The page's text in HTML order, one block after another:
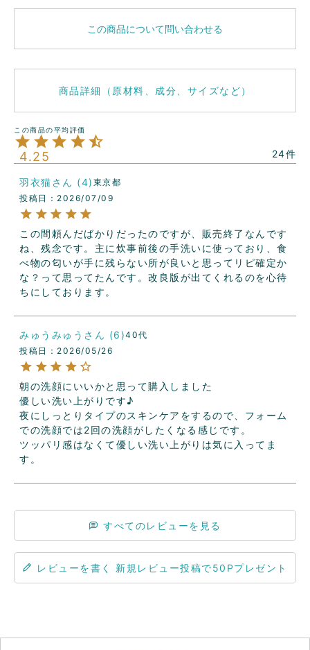
この商品について問い合わせる
商品詳細（原材料、成分、サイズなど）
4.25 24
羽衣猫 4 東京都
投稿日
2026/07/09
この間頼んだばかりだったのですが、販売終了なんです
ね、残念です。主に炊事前後の手洗いに使っており、食
べ物の匂いが手に残らない所が良いと思ってリピ確定か
な？って思ってたんです。改良版が出てくれるのを心待
ちにしております。
みゅうみゅう 6 40代
投稿日
2026/05/26
朝の洗顔にいいかと思って購入しました
優しい洗い上がりです♪
夜にしっとりタイプのスキンケアをするので、フォーム
での洗顔では2回の洗顔がしたくなる感じです。
ツッパリ感はなくて優しい洗い上がりは気に入ってま
すべてのレビューを見る
レビューを書く